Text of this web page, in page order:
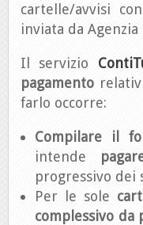
cartelle/avvisi
inviata da
Il servizio
pagamento
farlo occorre:
Compilare il
intende
progressivo dei
Per le sole
complessivo da